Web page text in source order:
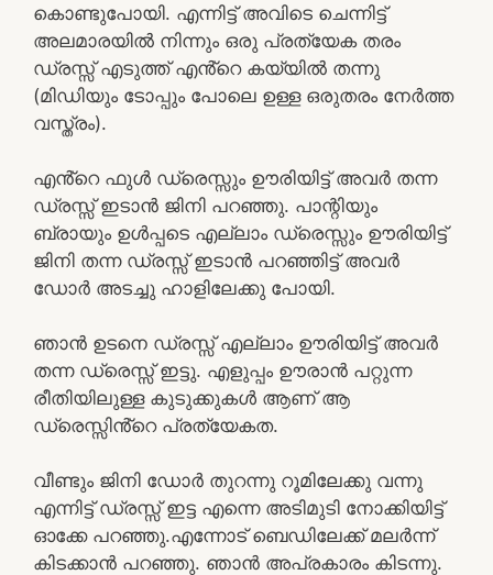
കൊണ്ടുപോയി. എന്നിട്ട് അവിടെ ചെന്നിട്ട്
അലമാരയിൽ നിന്നും ഒരു പ്രത്യേക തരം
ഡ്രസ്സ്‌ എടുത്ത് എൻ്റെ കയ്യിൽ തന്നു
(മിഡിയും ടോപ്പും പോലെ ഉള്ള ഒരുതരം നേർത്ത
വസ്ത്രം).
എൻ്റെ ഫുൾ ഡ്രെസ്സും ഊരിയിട്ട് അവർ തന്ന
ഡ്രസ്സ്‌ ഇടാൻ ജിനി പറഞ്ഞു. പാന്റിയും
ബ്രായും ഉൾപ്പടെ എല്ലാം ഡ്രെസ്സും ഊരിയിട്ട്
ജിനി തന്ന ഡ്രസ്സ്‌ ഇടാൻ പറഞ്ഞിട്ട് അവർ
ഡോർ അടച്ചു ഹാളിലേക്കു പോയി.
ഞാൻ ഉടനെ ഡ്രസ്സ്‌ എല്ലാം ഊരിയിട്ട് അവർ
തന്ന ഡ്രെസ്സ് ഇട്ടു. എളുപ്പം ഊരാൻ പറ്റുന്ന
രീതിയിലുള്ള കുടുക്കുകൾ ആണ് ആ
ഡ്രെസ്സിൻ്റെ പ്രത്യേകത.
വീണ്ടും ജിനി ഡോർ തുറന്നു റൂമിലേക്കു വന്നു
എന്നിട്ട് ഡ്രസ്സ്‌ ഇട്ട എന്നെ അടിമുടി നോക്കിയിട്ട്
ഓക്കേ പറഞ്ഞു.എന്നോട് ബെഡിലേക്ക് മലർന്ന്
കിടക്കാൻ പറഞ്ഞു. ഞാൻ അപ്രകാരം കിടന്നു.